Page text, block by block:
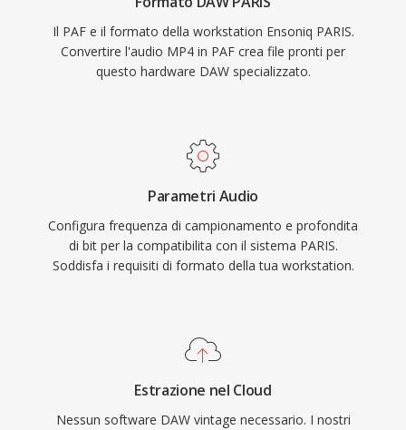
Il PAF e il formato della workstation Ensoniq PARIS.
Convertire l'audio MP4 in PAF crea file pronti per
questo hardware DAW specializzato.
Parametri Audio
Configura frequenza di campionamento e profondita
di bit per la compatibilita con il sistema PARIS.
Soddisfa i requisiti di formato della tua workstation.
Estrazione nel Cloud
Nessun software DAW vintage necessario. I nostri